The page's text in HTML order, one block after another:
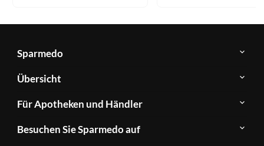
Sparmedo
Über
Sparmedo
FAQ
Kontakt
Übersicht
Herstellerverzeichnis
Produkte
A-
Für Apotheken und Händler
&
Besuchen Sie Sparmedo auf